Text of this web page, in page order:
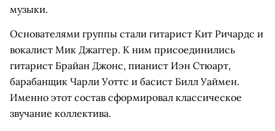
музыки.
Основателями группы стали гитарист Кит Ричардс и
вокалист Мик Джаггер. К ним присоединились
гитарист Брайан Джонс, пианист Иэн Стюарт,
барабанщик Чарли Уоттс и басист Билл Уаймен.
Именно этот состав сформировал классическое
звучание коллектива.